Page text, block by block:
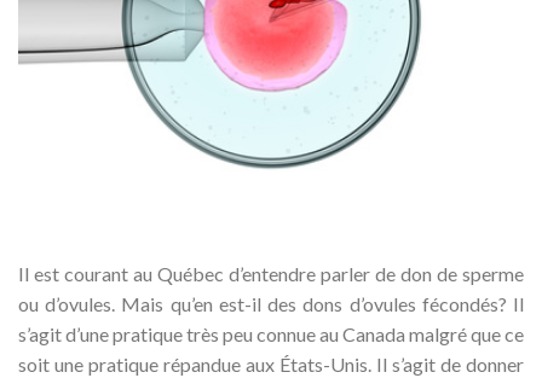
Il est courant au Québec d’entendre parler de don de sperme
ou d’ovules. Mais qu’en est-il des dons d’ovules fécondés? Il
s’agit d’une pratique très peu connue au Canada malgré que ce
soit une pratique répandue aux États-Unis. Il s’agit de donner